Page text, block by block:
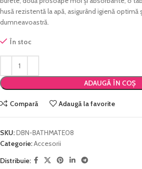
husă rezistentă la apă, asigurând igienă
dumneavoastră.
În stoc
ADAUGĂ ÎN COȘ
Compară Adaugă la favorite
SKU:DBN-BATHMATE08
Categorie:Accesorii
Distribuie: